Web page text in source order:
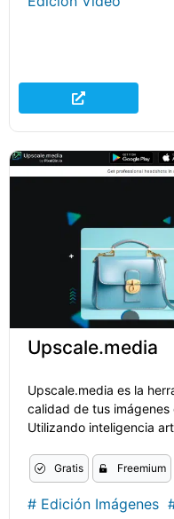
Upscale.media
Upscale.media es la
calidad de tus
Utilizando inteligencia
Gratis Freemium
# Edición Imágenes